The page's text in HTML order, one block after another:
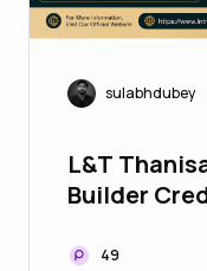
sulabhdubey
L&T
Builder
49